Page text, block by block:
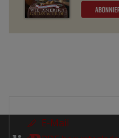
E-Mail